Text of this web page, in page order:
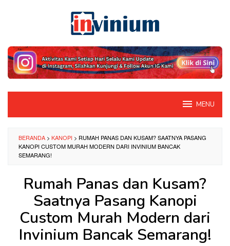
MENU
BERANDA > KANOPI > RUMAH PANAS DAN KUSAM? SAATNYA PASANG
KANOPI CUSTOM MURAH MODERN DARI INVINIUM BANCAK
SEMARANG!
Rumah Panas dan Kusam?
Saatnya Pasang Kanopi
Custom Murah Modern dari
Invinium Bancak Semarang!